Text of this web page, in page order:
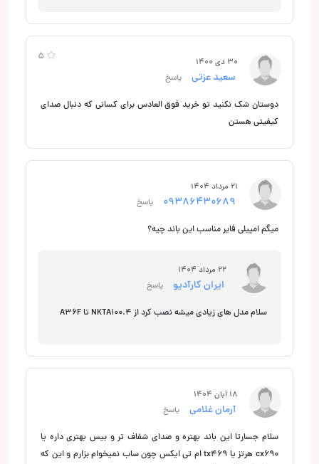
5 30 دی 1400
سعید عزتی پاسخ
دوستان شک نکنید تو خرید فوق العادس برای کسانی که دنبال صدای
کیفیتی هستن
21 مرداد 1404
پاسخ
میگم امپیلی فایر مناسب این باند چیه؟
22 مرداد 1404
ایران کارآدیو پاسخ
سلام مدل های زیادی میشه نصب کرد از NKTA100.4 تا A36F
18 آبان 1404
آرمان غلامی پاسخ
سلام جسارتا این باند بهتره و صدای شفاف تر و بیس بهتری داره یا
cx690 هرتز یا tx469 ام تی ایکس چون ساب نمیخوام بزارم و این که